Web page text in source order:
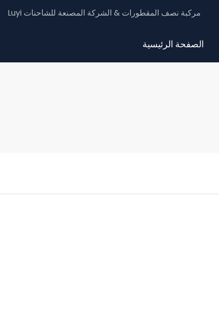
Luyi مركبة نصف المقطورات & الشركة المصنعة للشاحنات
الصفحة الرئيسية